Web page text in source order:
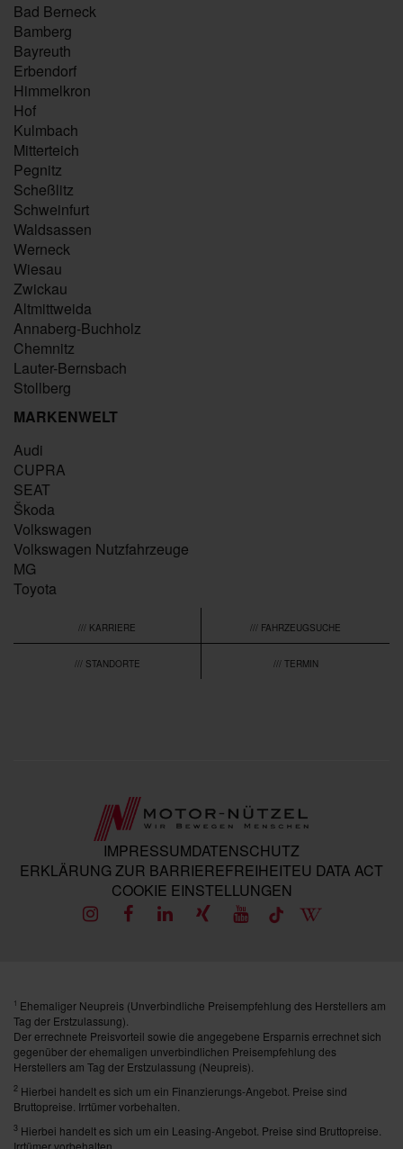
Bad Berneck
Bamberg
Bayreuth
Erbendorf
Himmelkron
Hof
Kulmbach
Mitterteich
Pegnitz
Scheßlitz
Schweinfurt
Waldsassen
Werneck
Wiesau
Zwickau
Altmittweida
Annaberg-Buchholz
Chemnitz
Lauter-Bernsbach
Stollberg
MARKENWELT
Audi
CUPRA
SEAT
Škoda
Volkswagen
Volkswagen Nutzfahrzeuge
MG
Toyota
/// KARRIERE /// FAHRZEUGSUCHE
/// STANDORTE /// TERMIN
IMPRESSUMDATENSCHUTZ
ERKLÄRUNG ZUR BARRIEREFREIHEITEU DATA ACT
COOKIE EINSTELLUNGEN
1 Ehemaliger Neupreis (Unverbindliche Preisempfehlung des Herstellers am
Tag der Erstzulassung).
Der errechnete Preisvorteil sowie die angegebene Ersparnis errechnet sich
gegenüber der ehemaligen unverbindlichen Preisempfehlung des
Herstellers am Tag der Erstzulassung (Neupreis).
2 Hierbei handelt es sich um ein Finanzierungs-Angebot. Preise sind
Bruttopreise. Irrtümer vorbehalten.
3 Hierbei handelt es sich um ein Leasing-Angebot. Preise sind Bruttopreise.
Irrtümer vorbehalten.